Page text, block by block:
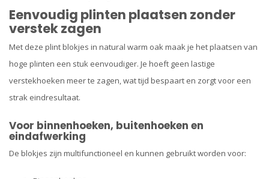
Eenvoudig plinten plaatsen zonder
verstek zagen
Met deze plint blokjes in natural warm oak maak je het plaatsen van
hoge plinten een stuk eenvoudiger. Je hoeft geen lastige
verstekhoeken meer te zagen, wat tijd bespaart en zorgt voor een
strak eindresultaat.
Voor binnenhoeken, buitenhoeken en
eindafwerking
De blokjes zijn multifunctioneel en kunnen gebruikt worden voor: